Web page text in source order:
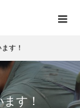
す！
す！